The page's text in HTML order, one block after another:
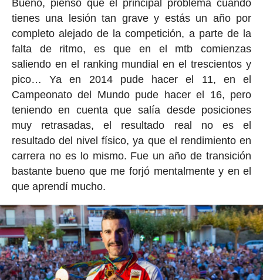
Bueno, pienso que el principal problema cuando
tienes una lesión tan grave y estás un año por
completo alejado de la competición, a parte de la
falta de ritmo, es que en el mtb comienzas
saliendo en el ranking mundial en el trescientos y
pico… Ya en 2014 pude hacer el 11, en el
Campeonato del Mundo pude hacer el 16, pero
teniendo en cuenta que salía desde posiciones
muy retrasadas, el resultado real no es el
resultado del nivel físico, ya que el rendimiento en
carrera no es lo mismo. Fue un año de transición
bastante bueno que me forjó mentalmente y en el
que aprendí mucho.